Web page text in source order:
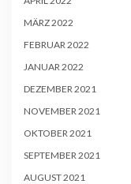
MÄRZ 2022
FEBRUAR 2022
JANUAR 2022
DEZEMBER 2021
NOVEMBER 2021
OKTOBER 2021
SEPTEMBER 2021
AUGUST 2021